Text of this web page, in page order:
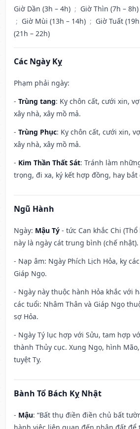
Giờ Dần (3h – 4h) ; Giờ Thìn (7h – 8h)
; Giờ Mùi (13h – 14h) ; Giờ Tuất
(21h – 22h)
Các Ngày Kỵ
Phạm phải ngày:
- Trùng tang: Kỵ chôn cất, cưới xin,
xây nhà, xây mồ mả.
- Trùng Phục: Kỵ chôn cất, cưới xin,
xây nhà, xây mồ mả.
- Kim Thần Thất Sát: Tránh làm
trọng, đi xa, ký kết hợp đồng, hay
Ngũ Hành
Ngày: Mậu Tý - tức Can khắc Chi
này là ngày cát trung bình (chế nhật).
- Nạp âm: Ngày Phích Lịch Hỏa, kỵ
Giáp Ngọ.
- Ngày này thuộc hành Hỏa khắc với
các tuổi: Nhâm Thân và Giáp Ngọ
sợ Hỏa.
- Ngày Tý lục hợp với Sửu, tam hợp
thành Thủy cục. Xung Ngọ, hình
tuyệt Tỵ.
Bành Tổ Bách Kỵ Nhật
- Mậu: “Bất thụ điền điền chủ bất